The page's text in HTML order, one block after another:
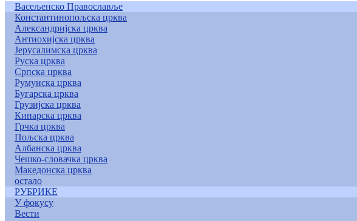
Васељенско Православље
Константинопољска црква
Александријска црква
Антиохијска црква
Јерусалимска црква
Руска црква
Српска црква
Румунска црква
Бугарска црква
Грузијска црква
Кипарска црква
Грчка црква
Пољска црква
Албанска црква
Чешко-словачка црква
Македонска црква
остало
РУБРИКЕ
У фокусу
Вести